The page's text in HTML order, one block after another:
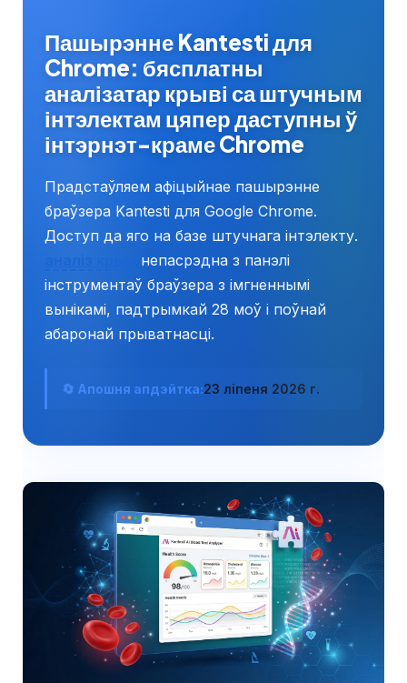
Пашырэнне Kantesti для
Chrome: бясплатны
аналізатар крыві са штучным
інтэлектам цяпер даступны ў
інтэрнэт-краме Chrome
Прадстаўляем афіцыйнае пашырэнне
браўзера Kantesti для Google Chrome.
Доступ да яго на базе штучнага інтэлекту.
непасрэдна з панэлі
інструментаў браўзера з імгненнымі
вынікамі, падтрымкай 28 моў і поўнай
абаронай прыватнасці.
🔄 Апошня апдэйтка:23 ліпеня 2026 г.